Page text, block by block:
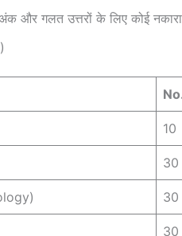
और गलत उत्तरों के लिए कोई
10
30
30
30